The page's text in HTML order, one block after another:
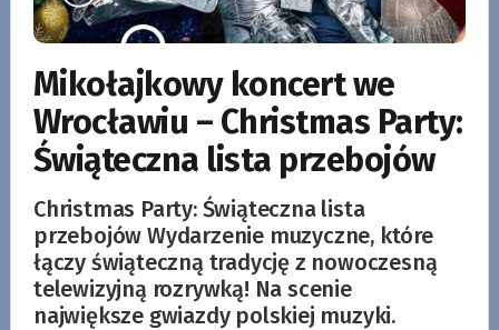
Mikołajkowy koncert we
Wrocławiu – Christmas Party:
Świąteczna lista przebojów
Christmas Party: Świąteczna lista
przebojów Wydarzenie muzyczne, które
łączy świąteczną tradycję z nowoczesną
telewizyjną rozrywką! Na scenie
największe gwiazdy polskiej muzyki.